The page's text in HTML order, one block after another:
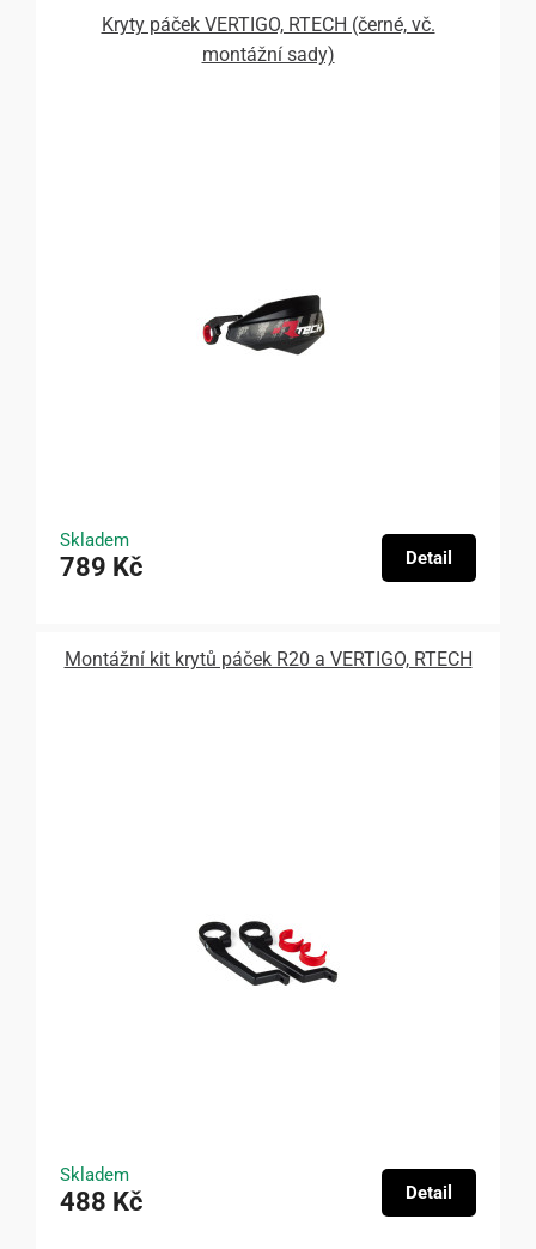
Kryty páček VERTIGO, RTECH (černé, vč.
montážní sady)
Skladem
789 Kč Detail
Montážní kit krytů páček R20 a VERTIGO, RTECH
Skladem
488 Kč Detail